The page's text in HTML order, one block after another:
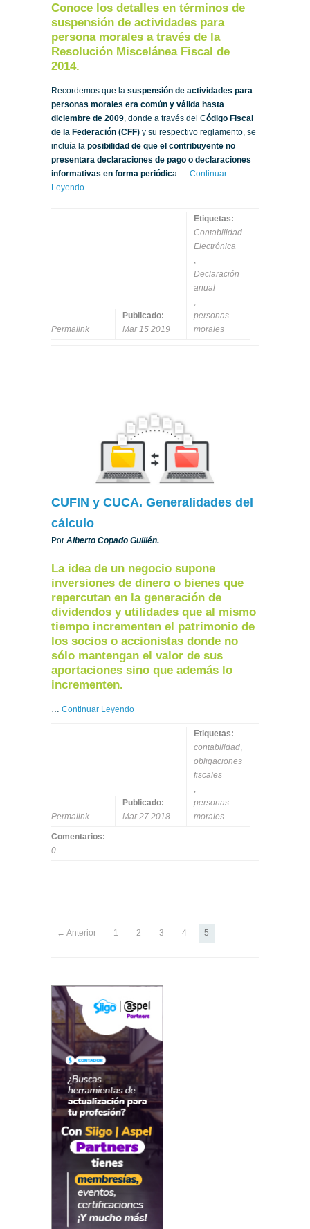
Conoce los detalles en términos de
suspensión de actividades para
persona morales a través de la
Resolución Miscelánea Fiscal de
2014.
Recordemos que la suspensión de actividades para
personas morales era común y válida hasta
diciembre de 2009 , donde a través del Código Fiscal
de la Federación (CFF) y su respectivo reglamento, se
incluía la posibilidad de que el contribuyente no
presentara declaraciones de pago o declaraciones
informativas en forma periódica.… Continuar
Leyendo
Permalink
Publicado:
Mar 15 2019
Etiquetas:
Contabilidad
Electrónica
Declaración
anual
personas
morales
CUFIN y CUCA. Generalidades del
cálculo
Por Alberto Copado Guillén.
La idea de un negocio supone
inversiones de dinero o bienes que
repercutan en la generación de
dividendos y utilidades que al mismo
tiempo incrementen el patrimonio de
los socios o accionistas donde no
sólo mantengan el valor de sus
aportaciones sino que además lo
incrementen.
… Continuar Leyendo
Permalink
Publicado:
Mar 27 2018
Etiquetas:
contabilidad,
obligaciones
fiscales
,
personas
morales
Comentarios:
0
← Anterior 1 2 3 4 5